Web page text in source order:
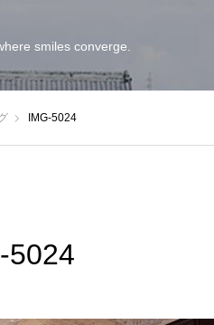
smiles converge.
IMG-5024
5024